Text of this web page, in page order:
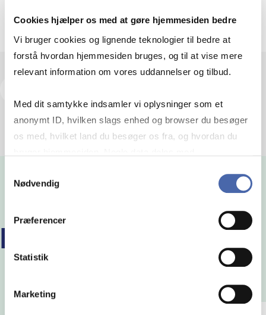
Cookies hjælper os med at gøre hjemmesiden bedre
Vi bruger cookies og lignende teknologier til bedre at
forstå hvordan hjemmesiden bruges, og til at vise mere
relevant information om vores uddannelser og tilbud.
Med dit samtykke indsamler vi oplysninger som et
anonymt ID, hvilken slags enhed og browser du besøger
os med, hvilket land du besøger os fra, og hvordan du
markedsføring. Du bestemmer selv - og kan altid trække
Nødvendig
Præferencer
Statistik
Marketing